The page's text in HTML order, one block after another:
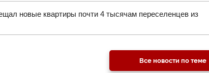
новые квартиры почти 4 тысячам переселенцев из
Все новости по теме